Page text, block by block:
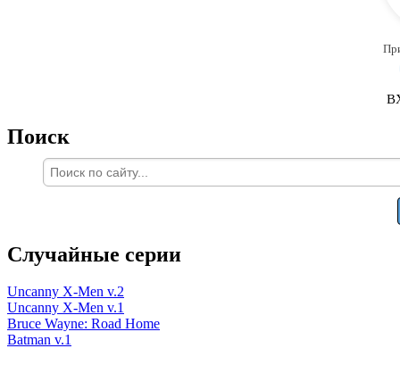
Поиск
Случайные серии
Uncanny X-Men v.2
Uncanny X-Men v.1
Bruce Wayne: Road Home
Batman v.1